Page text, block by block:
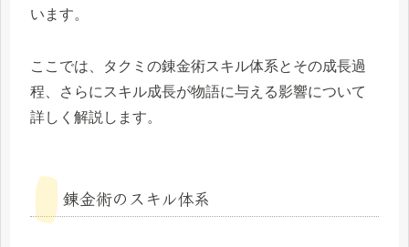
います。
ここでは、タクミの錬金術スキル体系とその成長過
程、さらにスキル成長が物語に与える影響について
詳しく解説します。
錬金術のスキル体系